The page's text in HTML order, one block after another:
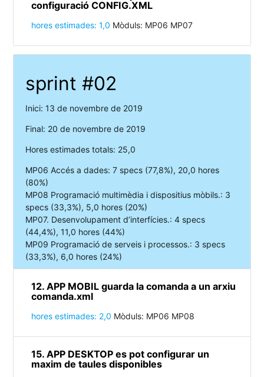
configuració CONFIG.XML
hores estimades: 1,0 Mòduls: MP06 MP07
sprint #02
Inici: 13 de novembre de 2019
Final: 20 de novembre de 2019
Hores estimades totals: 25,0
MP06 Accés a dades: 7 specs (77,8%), 20,0 hores
(80%)
MP08 Programació multimèdia i dispositius mòbils.: 3
specs (33,3%), 5,0 hores (20%)
MP07. Desenvolupament d’interfícies.: 4 specs
(44,4%), 11,0 hores (44%)
MP09 Programació de serveis i processos.: 3 specs
(33,3%), 6,0 hores (24%)
12. APP MOBIL guarda la comanda a un arxiu
comanda.xml
hores estimades: 2,0 Mòduls: MP06 MP08
15. APP DESKTOP es pot configurar un
maxim de taules disponibles